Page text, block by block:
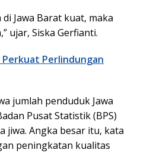
Jawa Barat kuat, maka
ujar, Siska Gerfianti.
Perkuat Perlindungan
jumlah penduduk Jawa
Pusat Statistik (BPS)
jiwa. Angka besar itu, kata
peningkatan kualitas